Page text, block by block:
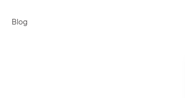
Blog